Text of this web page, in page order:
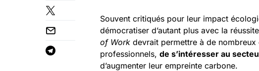
Souvent critiqués pour leur impact
démocratiser d’autant plus avec la
of Work devrait permettre à de
professionnels, de s’intéresser au
d’augmenter leur empreinte carbone.